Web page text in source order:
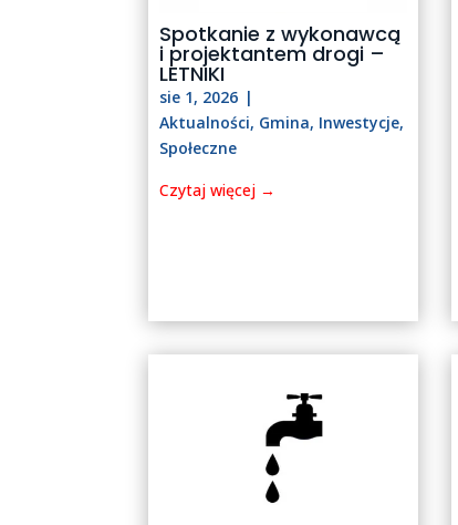
Spotkanie z wykonawcą
i projektantem drogi –
LETNIKI
sie 1, 2026 |
Aktualności, Gmina, Inwestycje,
Społeczne
Czytaj więcej →